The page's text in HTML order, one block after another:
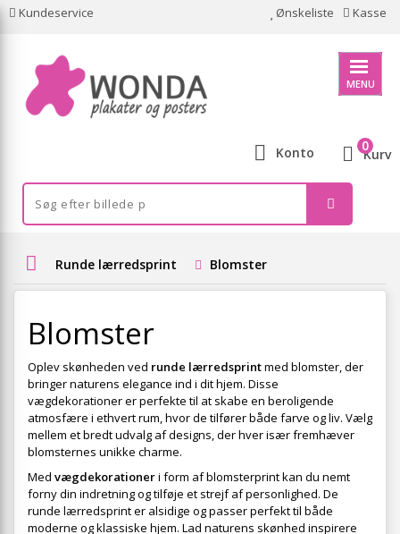
Kundeservice Ønskeliste Kasse
MENU
Konto Kurv
0
Runde lærredsprint Blomster
Blomster
Oplev skønheden ved runde lærredsprintmed blomster, der
bringer naturens elegance ind i dit hjem. Disse
vægdekorationer er perfekte til at skabe en beroligende
atmosfære i ethvert rum, hvor de tilfører både farve og liv. Vælg
mellem et bredt udvalg af designs, der hver især fremhæver
blomsternes unikke charme.
Med vægdekorationeri form af blomsterprint kan du nemt
forny din indretning og tilføje et strejf af personlighed. De
runde lærredsprint er alsidige og passer perfekt til både
moderne og klassiske hjem. Lad naturens skønhed inspirere